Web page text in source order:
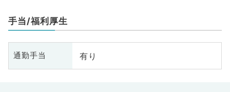
手当/福利厚生
通勤手当 有り